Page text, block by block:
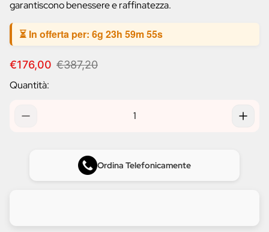
garantiscono benessere e raffinatezza.
⏳ In offerta per: 6g 23h 59m 54s
P
e
€176,00 P
€387,20
Quantità:
Ordina Telefonicamente